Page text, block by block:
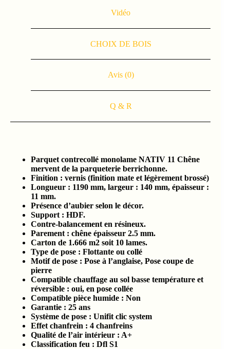
Vidéo
CHOIX DE BOIS
Avis (0)
Q & R
Parquet contrecollé monolame NATIV 11 Chêne
mervent de la parqueterie berrichonne.
Finition : vernis (finition mate et légèrement brossé)
Longueur : 1190 mm, largeur : 140 mm, épaisseur :
11 mm.
Présence d’aubier selon le décor.
Support : HDF.
Contre-balancement en résineux.
Parement : chêne épaisseur 2.5 mm.
Carton de 1.666 m2 soit 10 lames.
Type de pose : Flottante ou collé
Motif de pose : Pose à l’anglaise, Pose coupe de
pierre
Compatible chauffage au sol basse température et
réversible : oui, en pose collée
Compatible pièce humide : Non
Garantie : 25 ans
Système de pose : Unifit clic system
Effet chanfrein : 4 chanfreins
Qualité de l’air intérieur : A+
Classification feu : Dfl S1